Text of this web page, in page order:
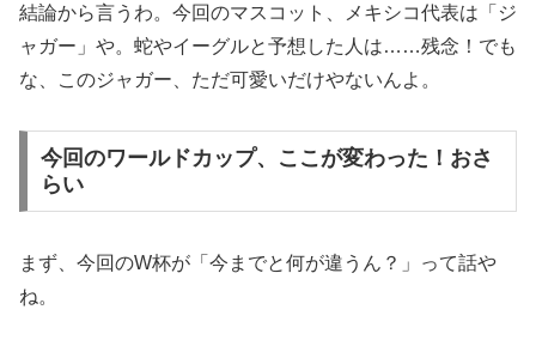
結論から言うわ。今回のマスコット、メキシコ代表は「ジ
ャガー」や。蛇やイーグルと予想した人は……残念！でも
な、このジャガー、ただ可愛いだけやないんよ。
今回のワールドカップ、ここが変わった！おさ
らい
まず、今回のW杯が「今までと何が違うん？」って話や
ね。